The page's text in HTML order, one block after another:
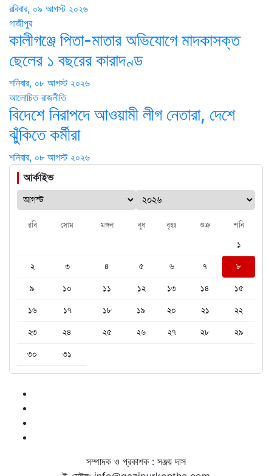
রবিবার, ০৯ আগস্ট ২০২৬
গাজীপুর
কালীগঞ্জে পিতা-মাতার অভিযোগে মাদকাসক্ত
ছেলের ১ বছরের কারাদণ্ড
শনিবার, ০৮ আগস্ট ২০২৬
আলোচিত রাজনীতি
বিদেশে নিরাপদে আওয়ামী লীগ নেতারা, দেশে
ঝুঁকিতে কর্মীরা
শনিবার, ০৮ আগস্ট ২০২৬
আর্কাইভ
রবি সোম মঙ্গল বুধ বৃহঃ শুক্র শনি
১
২
৩ ৪ ৫ ৬ ৭
৮
৯
১০ ১১ ১২ ১৩ ১৪
১৫
১৬
১৭ ১৮ ১৯ ২০ ২১
২২
২৩
২৪ ২৫ ২৬ ২৭ ২৮
২৯
৩০
৩১
সম্পাদক ও প্রকাশক : সঞ্জয় দাস